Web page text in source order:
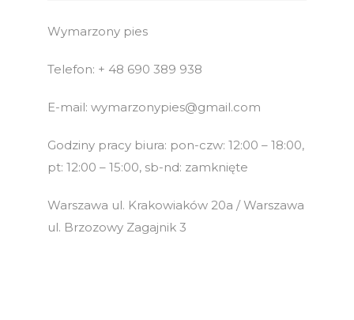
Wymarzony pies
Telefon: + 48 690 389 938
E-mail: wymarzonypies@gmail.com
Godziny pracy biura: pon-czw: 12:00 – 18:00,
pt: 12:00 – 15:00, sb-nd: zamknięte
Warszawa ul. Krakowiaków 20a / Warszawa
ul. Brzozowy Zagajnik 3